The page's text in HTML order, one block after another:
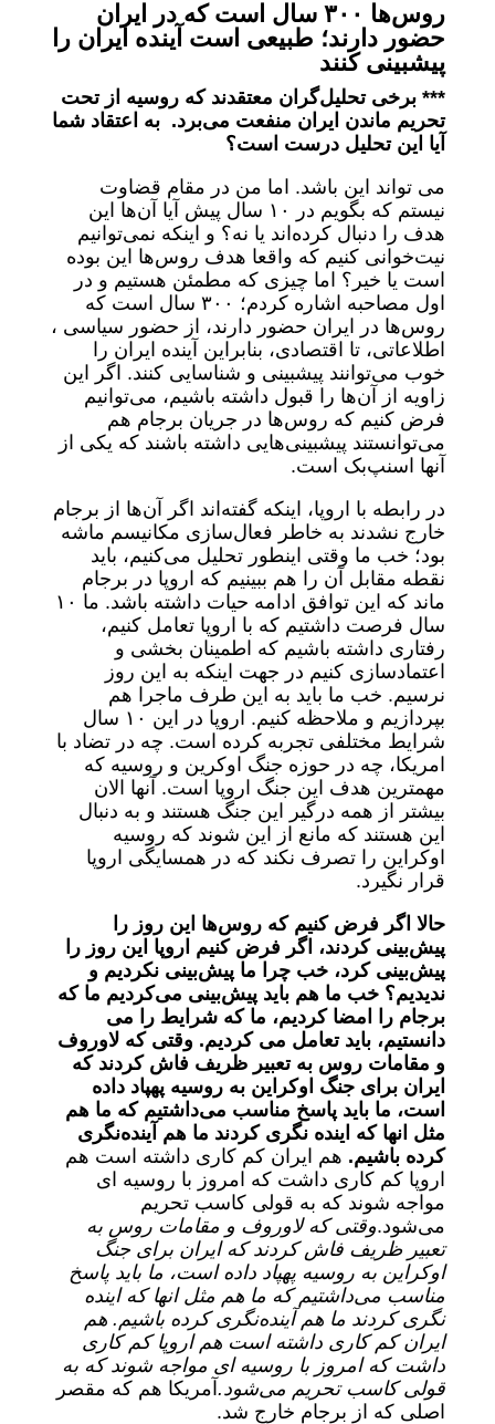
روس‌ها ۳۰۰ سال است که در ایران
حضور دارند؛ طبیعی است آینده ایران را
پیشبینی کنند
*** برخی تحلیل‌گران معتقدند که روسیه از تحت
تحریم ماندن ایران منفعت می‌برد. به اعتقاد شما
آیا این تحلیل درست است؟
می تواند این باشد. اما من در مقام قضاوت
نیستم که بگویم در ۱۰ سال پیش آیا آن‌ها این
هدف را دنبال کرده‌اند یا نه؟ و اینکه نمی‌توانیم
نیت‌خوانی کنیم که واقعا هدف روس‌ها این بوده
است یا خیر؟ اما چیزی که مطمئن هستیم و در
اول مصاحبه اشاره کردم؛ ۳۰۰ سال است که
روس‌ها در ایران حضور دارند، از حضور سیاسی ،
اطلاعاتی، تا اقتصادی، بنابراین آینده ایران را
خوب می‌توانند پیشبینی و شناسایی کنند. اگر این
زاویه از آن‌ها را قبول داشته باشیم، می‌توانیم
فرض کنیم که روس‌ها در جریان برجام هم
می‌توانستند پیشبینی‌هایی داشته باشند که یکی از
آنها اسنپ‌بک است.
در رابطه با اروپا، اینکه گفته‌اند اگر آن‌ها از برجام
خارج نشدند به خاطر فعال‌سازی مکانیسم ماشه
بود؛ خب ما وقتی اینطور تحلیل می‌کنیم، باید
نقطه مقابل آن را هم ببینیم که اروپا در برجام
ماند که این توافق ادامه حیات داشته باشد. ما ۱۰
سال فرصت داشتیم که با اروپا تعامل کنیم،
رفتاری داشته باشیم که اطمینان بخشی و
اعتمادسازی کنیم در جهت اینکه به این روز
نرسیم. خب ما باید به این طرف ماجرا هم
بپردازیم و ملاحظه کنیم. اروپا در این ۱۰ سال
شرایط مختلفی تجربه کرده است. چه در تضاد با
امریکا، چه در حوزه جنگ اوکرین و روسیه که
مهمترین هدف این جنگ اروپا است. آنها الان
بیشتر از همه درگیر این جنگ هستند و به دنبال
این هستند که مانع از این شوند که روسیه
اوکراین را تصرف نکند که در همسایگی اروپا
قرار نگیرد.
حالا اگر فرض کنیم که روس‌ها این روز را
پیش‌بینی کردند، اگر فرض کنیم اروپا این روز را
پیش‌بینی کرد، خب چرا ما پیش‌بینی نکردیم و
ندیدیم؟ خب ما هم باید پیش‌بینی می‌کردیم ما که
برجام را امضا کردیم، ما که شرایط را می
دانستیم، باید تعامل می کردیم. وقتی که لاوروف
و مقامات روس به تعبیر ظریف فاش کردند که
ایران برای جنگ اوکراین به روسیه پهپاد داده
است، ما باید پاسخ مناسب می‌داشتیم که ما هم
مثل انها که اینده نگری کردند ما هم آینده‌نگری
کرده باشیم. هم ایران کم کاری داشته است هم
اروپا کم کاری داشت که امروز با روسیه ای
مواجه شوند که به قولی کاسب تحریم
می‌شود.وقتی که لاوروف و مقامات روس به
تعبیر ظریف فاش کردند که ایران برای جنگ
اوکراین به روسیه پهپاد داده است، ما باید پاسخ
مناسب می‌داشتیم که ما هم مثل انها که اینده
نگری کردند ما هم آینده‌نگری کرده باشیم. هم
ایران کم کاری داشته است هم اروپا کم کاری
داشت که امروز با روسیه ای مواجه شوند که به
قولی کاسب تحریم می‌شود.آمریکا هم که مقصر
اصلی که از برجام خارج شد.